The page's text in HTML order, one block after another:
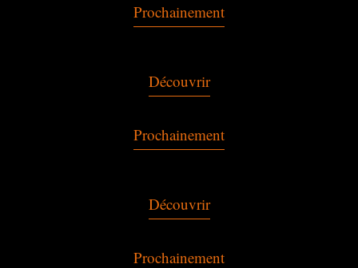
Prochainement
Découvrir
Prochainement
Découvrir
Prochainement